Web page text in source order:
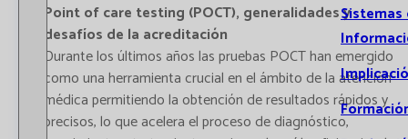
Sistemas
Point of care testing (POCT), generalidades y
desafíos de la acreditación
Durante los últimos años las pruebas POCT han emergido
como una herramienta crucial en el ámbito de la atención
médica permitiendo la obtención de resultados rápidos y
precisos, lo que acelera el proceso de diagnóstico,